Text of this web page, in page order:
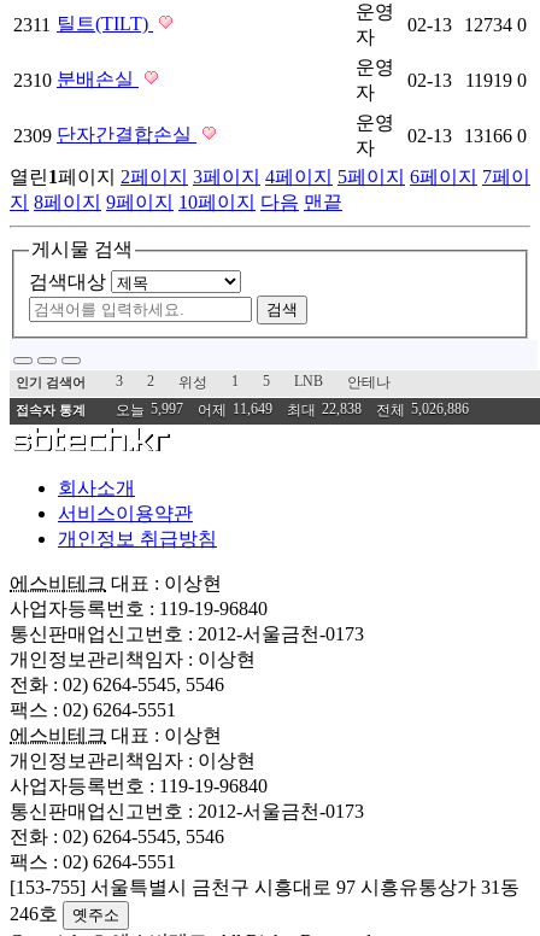
2311 틸트(TILT)
운영
자
02-13 12734 0
2310 분배손실
운영
자
02-13 11919 0
2309 단자간결합손실
운영
자
02-13 13166 0
열린1페이지 2페이지 3페이지 4페이지 5페이지 6페이지 7페이
지 8페이지 9페이지 10페이지 다음 맨끝
게시물 검색
검색대상
검색
인기 검색어 3 2 위성 1 5 LNB 안테나
접속자 통계 오늘 5,997 어제 11,649 최대 22,838 전체 5,026,886
회사소개
서비스이용약관
개인정보 취급방침
에스비테크 대표 : 이상현
사업자등록번호 : 119-19-96840
통신판매업신고번호 : 2012-서울금천-0173
개인정보관리책임자 : 이상현
전화 : 02) 6264-5545, 5546
팩스 : 02) 6264-5551
에스비테크 대표 : 이상현
개인정보관리책임자 : 이상현
사업자등록번호 : 119-19-96840
통신판매업신고번호 : 2012-서울금천-0173
전화 : 02) 6264-5545, 5546
팩스 : 02) 6264-5551
[153-755] 서울특별시 금천구 시흥대로 97 시흥유통상가 31동
246호
옛주소